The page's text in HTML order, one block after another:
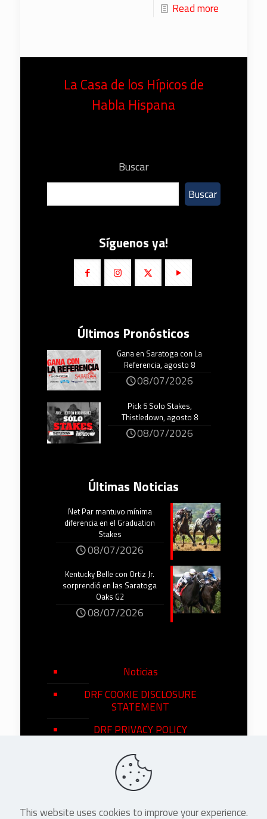
Read more
La Casa de los Hípicos de
Habla Hispana
Buscar
Buscar
Síguenos ya!
Últimos Pronósticos
Gana en Saratoga con La
Referencia, agosto 8
08/07/2026
Pick 5 Solo Stakes,
Thistledown, agosto 8
08/07/2026
Últimas Noticias
Net Par mantuvo mínima
diferencia en el Graduation
Stakes
08/07/2026
Kentucky Belle con Ortiz Jr.
sorprendió en las Saratoga
Oaks G2
08/07/2026
Noticias
DRF COOKIE DISCLOSURE
STATEMENT
DRF PRIVACY POLICY
This website uses cookies to improve your experience.